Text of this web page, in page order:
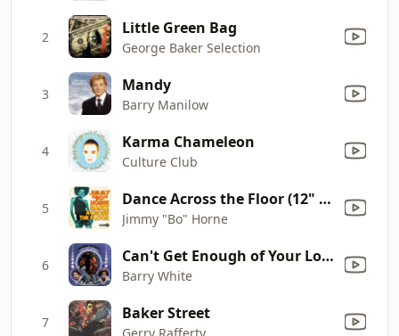
2 Little Green Bag
George Baker Selection
3 Mandy
Barry Manilow
4 Karma Chameleon
Culture Club
5 Dance Across the Floor (12" Mix)
Jimmy "Bo" Horne
6 Can't Get Enough of Your Love, Babe
Barry White
7 Baker Street
Gerry Rafferty